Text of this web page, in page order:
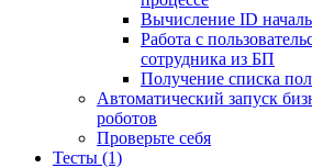
Вычисление ID
Работа с
сотрудника из БП
Получение списка
Автоматический запуск
роботов
Проверьте себя
Тесты (1)